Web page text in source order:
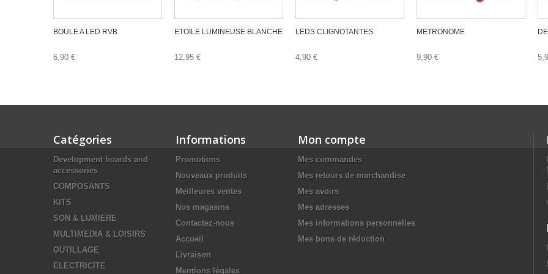
BOULE A LED RVB
6,90 €
ETOILE LUMINEUSE BLANCHE
12,95 €
LEDS CLIGNOTANTES
4,90 €
METRONOME
9,90 €
Catégories
Development boards and
accessories
COMPOSANTS
KITS
SON & LUMIERE
MULTIMEDIA & LOISIRS
OUTILLAGE
ELECTRICITE
Informations
Promotions
Nouveaux produits
Meilleures ventes
Nos magasins
Contactez-nous
Accueil
Livraison
Mentions légales
Mon compte
Mes commandes
Mes retours de marchandise
Mes avoirs
Mes adresses
Mes informations personnelles
Mes bons de réduction